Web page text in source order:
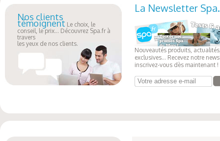
Nos clients
témoignent Le choix, le
conseil, le prix... Découvrez Spa.fr à
travers
les yeux de nos clients.
La Newsletter
Nouveautés produits,
exclusives... Recevez notre
inscrivez-vous dès maintenant !
Votre adresse e-mail